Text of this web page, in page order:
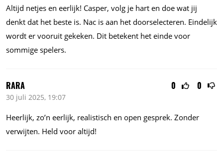
Altijd netjes en eerlijk! Casper, volg je hart en doe wat jij
denkt dat het beste is. Nac is aan het doorselecteren. Eindelijk
wordt er vooruit gekeken. Dit betekent het einde voor
sommige spelers.
0 0
RARA
30 juli 2025, 19:07
Heerlijk, zo’n eerlijk, realistisch en open gesprek. Zonder
verwijten. Held voor altijd!